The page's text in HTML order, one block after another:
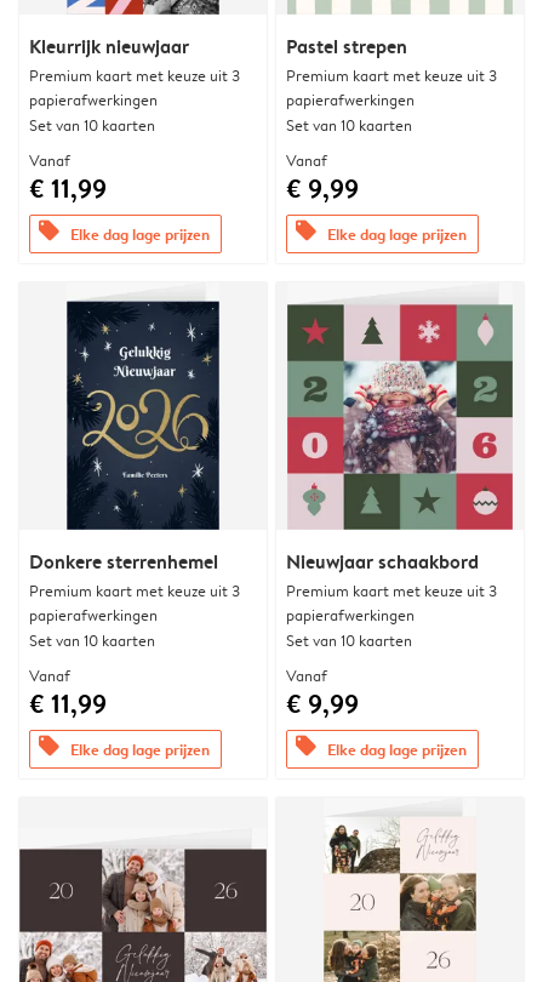
Kleurrijk nieuwjaar
Premium kaart met keuze uit 3
papierafwerkingen
Set van 10 kaarten
Vanaf
€ 11,99
offers Elke dag lage prijzen
Pastel strepen
Premium kaart met keuze uit 3
papierafwerkingen
Set van 10 kaarten
Vanaf
€ 9,99
offers Elke dag lage prijzen
Donkere sterrenhemel
Premium kaart met keuze uit 3
papierafwerkingen
Set van 10 kaarten
Vanaf
€ 11,99
offers Elke dag lage prijzen
Nieuwjaar schaakbord
Premium kaart met keuze uit 3
papierafwerkingen
Set van 10 kaarten
Vanaf
€ 9,99
offers Elke dag lage prijzen